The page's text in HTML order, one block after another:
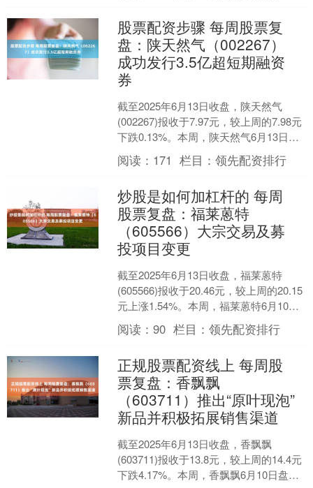
股票配资步骤 每周股票复
盘：陕天然气（002267）
成功发行3.5亿超短期融资
券
截至2025年6月13日收盘，陕天然气
(002267)报收于7.97元，较上周的7.98元
下跌0.13%。本周，陕天然气6月13日盘
中最高价报8.05元。6月1....
阅读： 171 栏目：领先配资排行
炒股是如何加杠杆的 每周
股票复盘：福莱蒽特
（605566）大宗交易及募
投项目变更
截至2025年6月13日收盘，福莱蒽特
(605566)报收于20.46元，较上周的20.15
元上涨1.54%。本周，福莱蒽特6月10日
盘中最高价报22.35元，....
阅读：90 栏目：领先配资排行
正规股票配资线上 每周股
票复盘：香飘飘
（603711）推出“原叶现泡”
新品并积极拓展销售渠道
截至2025年6月13日收盘，香飘飘
(603711)报收于13.8元，较上周的14.4元
下跌4.17%。本周，香飘飘6月10日盘中